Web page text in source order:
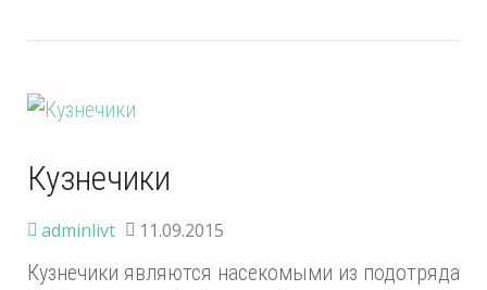
Кузнечики
adminlivt 11.09.2015
Кузнечики являются насекомыми из подотряда